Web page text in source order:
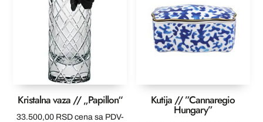
Kristalna vaza // „Papillon“
33.500,00 RSD cena sa PDV-
Kutija // ”Cannaregio
Hungary”